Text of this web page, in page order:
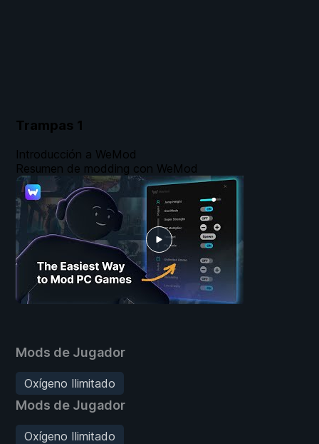
Trampas 1
Mods de Jugador
Oxígeno Ilimitado
Mods de Jugador
Oxígeno Ilimitado
Introducción a WeMod
Resumen de modding con WeMod